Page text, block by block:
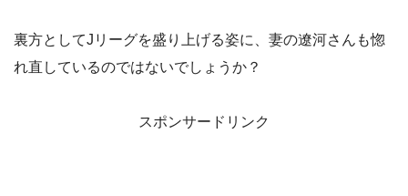
裏方としてJリーグを盛り上げる姿に、妻の遼河さんも惚
れ直しているのではないでしょうか？
スポンサードリンク